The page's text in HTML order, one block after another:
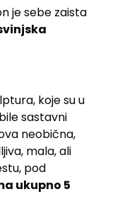
je sebe zaista
koje su u
sastavni
neobična,
mala, ali
pod
ukupno 5